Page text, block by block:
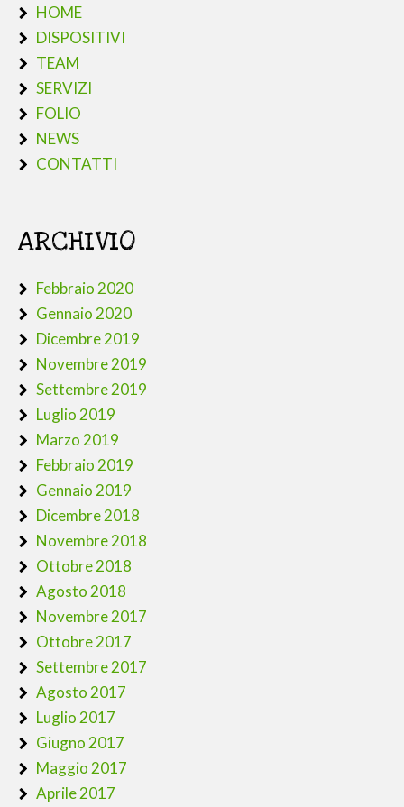
HOME
DISPOSITIVI
TEAM
SERVIZI
FOLIO
NEWS
CONTATTI
ARCHIVIO
Febbraio 2020
Gennaio 2020
Dicembre 2019
Novembre 2019
Settembre 2019
Luglio 2019
Marzo 2019
Febbraio 2019
Gennaio 2019
Dicembre 2018
Novembre 2018
Ottobre 2018
Agosto 2018
Novembre 2017
Ottobre 2017
Settembre 2017
Agosto 2017
Luglio 2017
Giugno 2017
Maggio 2017
Aprile 2017